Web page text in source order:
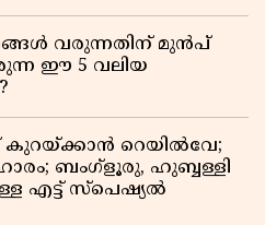
വരുന്നതിന് മുൻപ്
ഈ 5 വലിയ
റെയിൽവേ;
ബംഗ്ളൂരു, ഹുബ്ബള്ളി
എട്ട് സ്പെഷ്യൽ